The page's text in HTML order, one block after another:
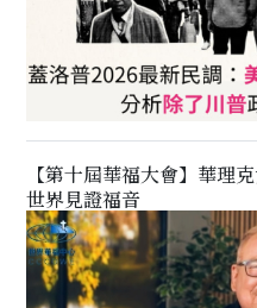
【第十屆華福大會】華理
世界見證福音